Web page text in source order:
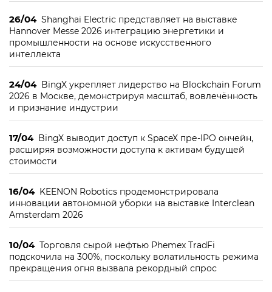
26/04 Shanghai Electric представляет на выставке
Hannover Messe 2026 интеграцию энергетики и
промышленности на основе искусственного
интеллекта
24/04 BingX укрепляет лидерство на Blockchain Forum
2026 в Москве, демонстрируя масштаб, вовлечённость
и признание индустрии
17/04 BingX выводит доступ к SpaceX пре-IPO ончейн,
расширяя возможности доступа к активам будущей
стоимости
16/04 KEENON Robotics продемонстрировала
инновации автономной уборки на выставке Interclean
Amsterdam 2026
10/04 Торговля сырой нефтью Phemex TradFi
подскочила на 300%, поскольку волатильность режима
прекращения огня вызвала рекордный спрос